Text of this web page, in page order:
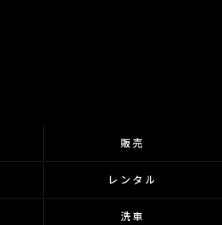
販売
レンタル
洗車